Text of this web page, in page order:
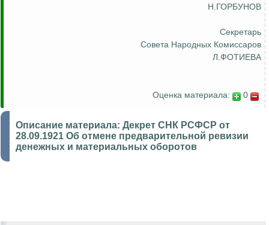
Н.ГОРБУНОВ
Секретарь
Совета Народных Комиссаров
Л.ФОТИЕВА
Оценка материала: 0
Описание материала: Декрет СНК РСФСР от
28.09.1921 Об отмене предварительной ревизии
денежных и материальных оборотов